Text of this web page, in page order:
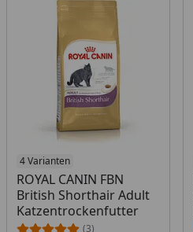
4 Varianten
ROYAL CANIN FBN
British Shorthair Adult
Katzentrockenfutter
(3)